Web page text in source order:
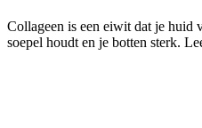
Collageen is een eiwit dat je huid
soepel houdt en je botten sterk.